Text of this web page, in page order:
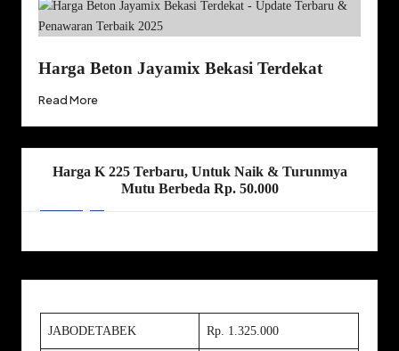
Harga Beton Jayamix Bekasi Terdekat
Read More
Harga K 225 Terbaru, Untuk Naik & Turunmya
Mutu Berbeda Rp. 50.000
JABODETABEK Rp. 1.325.000